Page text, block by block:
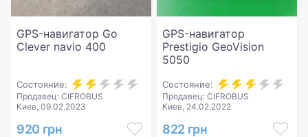
GPS-навигатор Go
Clever navio 400
Состояние:
Продавец: CIFROBUS
Киев, 09.02.2023
920 грн
GPS-навигатор
Prestigio GeoVision
5050
Состояние:
Продавец: CIFROBUS
Киев, 24.02.2022
822 грн